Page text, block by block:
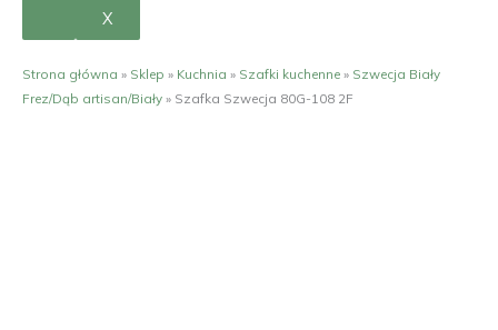
X
Strona główna » Sklep » Kuchnia » Szafki kuchenne » Szwecja Biały
Frez/Dąb artisan/Biały » Szafka Szwecja 80G-108 2F